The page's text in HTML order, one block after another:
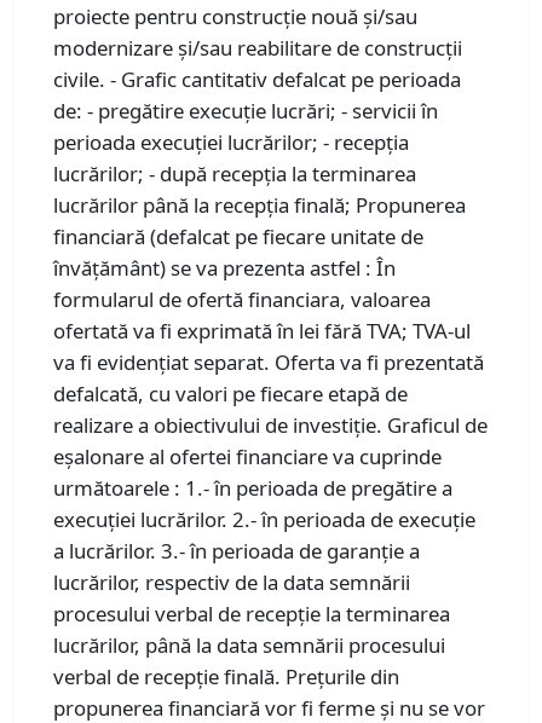
proiecte pentru construcție nouă și/sau
modernizare și/sau reabilitare de construcţii
civile. - Grafic cantitativ defalcat pe perioada
de: - pregătire execuţie lucrări; - servicii în
perioada execuției lucrărilor; - recepţia
lucrărilor; - după recepţia la terminarea
lucrărilor până la recepţia finală; Propunerea
financiară (defalcat pe fiecare unitate de
învățământ) se va prezenta astfel : În
formularul de ofertă financiara, valoarea
ofertată va fi exprimată în lei fără TVA; TVA-ul
va fi evidențiat separat. Oferta va fi prezentată
defalcată, cu valori pe fiecare etapă de
realizare a obiectivului de investiție. Graficul de
eșalonare al ofertei financiare va cuprinde
următoarele : 1.- în perioada de pregătire a
execuției lucrărilor. 2.- în perioada de execuţie
a lucrărilor. 3.- în perioada de garanție a
lucrărilor, respectiv de la data semnării
procesului verbal de recepție la terminarea
lucrărilor, până la data semnării procesului
verbal de recepție finală. Prețurile din
propunerea financiară vor fi ferme și nu se vor